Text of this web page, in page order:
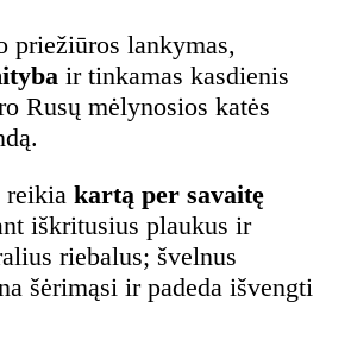
priežiūros lankymas,
ir tinkamas kasdienis
Rusų mėlynosios katės
kartą per savaitę
iškritusius plaukus ir
riebalus; švelnus
šėrimąsi ir padeda išvengti